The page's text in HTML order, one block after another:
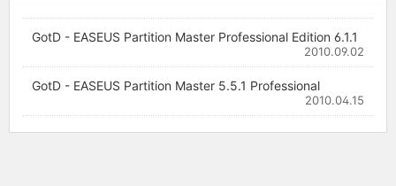
GotD - EASEUS Partition Master Professional Edition 6.1.1
2010.09.02
GotD - EASEUS Partition Master 5.5.1 Professional
2010.04.15